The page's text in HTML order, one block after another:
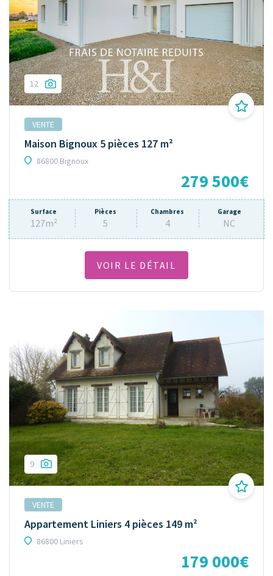
12
VENTE
Maison Bignoux 5 pièces 127 m²
86800 Bignoux
279 500€
Surface
127m²
Pièces
5
Chambres
4
Garage
NC
VOIR LE DÉTAIL
9
VENTE
Appartement Liniers 4 pièces 149 m²
86800 Liniers
179 000€